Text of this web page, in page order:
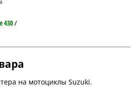
430/
на мотоциклы Suzuki.